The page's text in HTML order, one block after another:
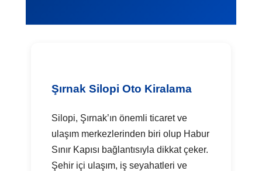
Şırnak Silopi Oto Kiralama
Silopi, Şırnak’ın önemli ticaret ve
ulaşım merkezlerinden biri olup Habur
Sınır Kapısı bağlantısıyla dikkat çeker.
Şehir içi ulaşım, iş seyahatleri ve